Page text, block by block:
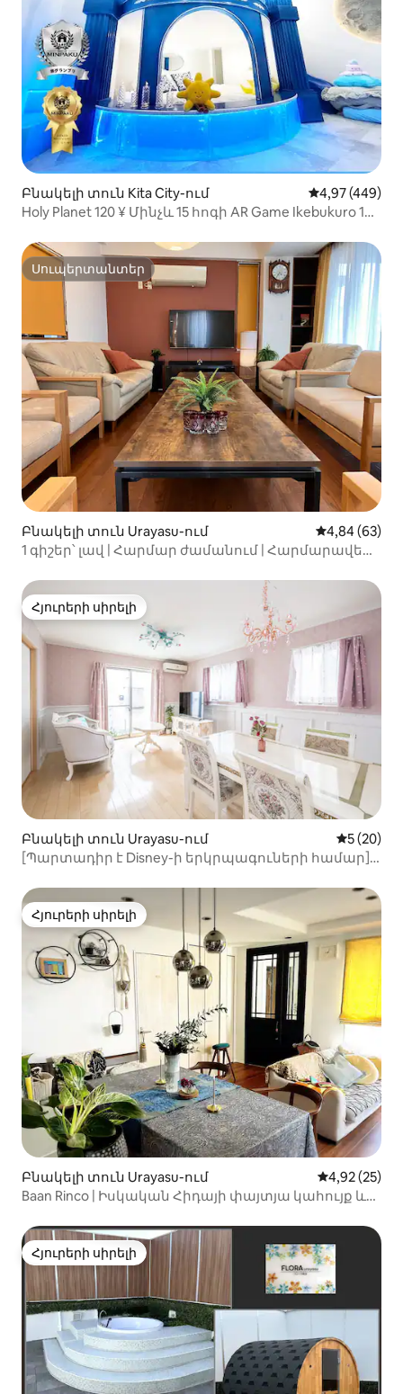
Բնակելի տուն Kita City-ում Միջին
4,97 (449)
Holy Planet 120 ¥ Մինչև 15 հոգի AR Game Ikebukuro 1
Սուպերտանտեր
Սուպերտանտեր
Բնակելի տուն Urayasu-ում Միջին
4,84 (63)
1 գիշեր՝ լավ | Հարմար ժամանում | Հարմարավետ
Հյուրերի սիրելի
Հյուրերի սիրելի
Բնակելի տուն Urayasu-ում Միջին
5 (20)
[Պարտադիր է Disney-ի երկրպագուների համար]
կայարանից քայլելու հեռավորության վրա,
ընդարձակ 4 սենյականոց բնակարան,
ավտոկայանատեղիով
Հյուրերի սիրելի
Հյուրերի սիրելի
Բնակելի տուն Urayasu-ում Միջին
4,92 (25)
Baan Rinco | Իսկական Հիդայի փայտյա կահույք և
Առավելագույնը 6 հոգի | Անվճար
ավտոկայանատեղի
Հյուրերի սիրելի
Հյուրերի սիրելի